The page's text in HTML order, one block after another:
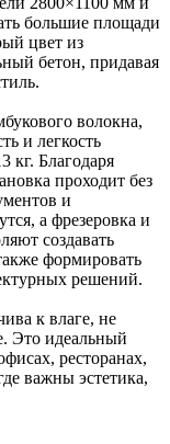
большие площади
цвет из
бетон, придавая
волокна,
и легкость
кг. Благодаря
проходит без
и
а фрезеровка и
создавать
формировать
решений.
к влаге, не
Это идеальный
ресторанах,
важны эстетика,